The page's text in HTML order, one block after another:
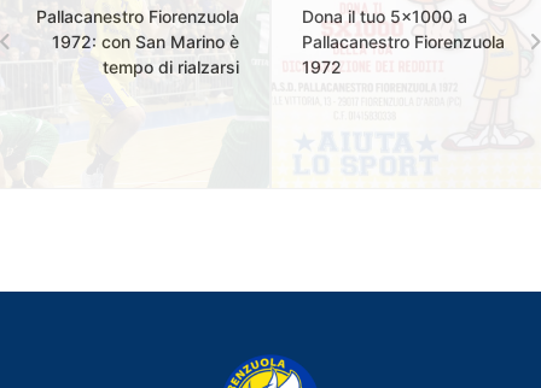
Pallacanestro Fiorenzuola
1972: con San Marino è
tempo di rialzarsi
Dona il tuo 5x1000 a
Pallacanestro Fiorenzuola
1972